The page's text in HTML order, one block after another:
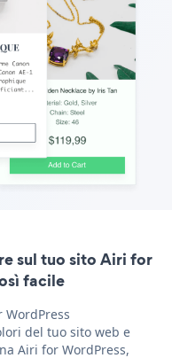
sul tuo sito Airi for
facile
del tuo sito web e
Airi for WordPress,